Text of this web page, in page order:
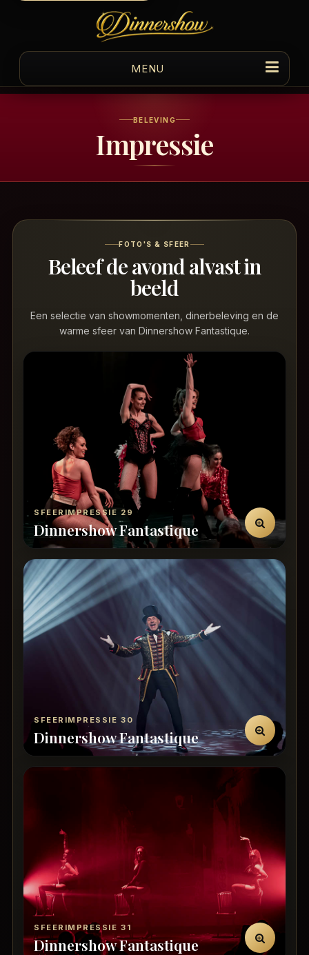
MENU
BELEVING
Impressie
FOTO'S & SFEER
Beleef de avond alvast in
beeld
Een selectie van showmomenten, dinerbeleving en de
warme sfeer van Dinnershow Fantastique.
SFEERIMPRESSIE 29
Dinnershow Fantastique
SFEERIMPRESSIE 30
Dinnershow Fantastique
SFEERIMPRESSIE 31
Dinnershow Fantastique